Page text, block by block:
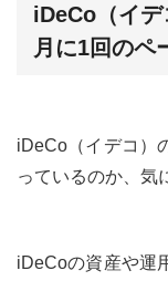
iDeCo（イ
月に1回のペ
iDeCo（イデコ）
っているのか、気
iDeCoの資産や運